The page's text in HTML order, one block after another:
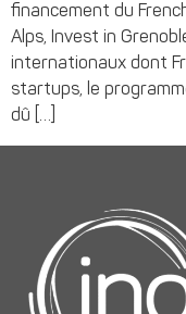
financement du
Alps, Invest in
internationaux dont
startups, le
dû […]